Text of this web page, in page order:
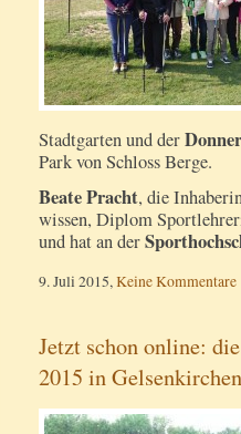
Stadtgarten und der
Park von Schloss Berge.
Beate Pracht, die
wissen, Diplom
und hat an der
9. Juli 2015, Keine Kommentare
Jetzt schon online:
2015 in